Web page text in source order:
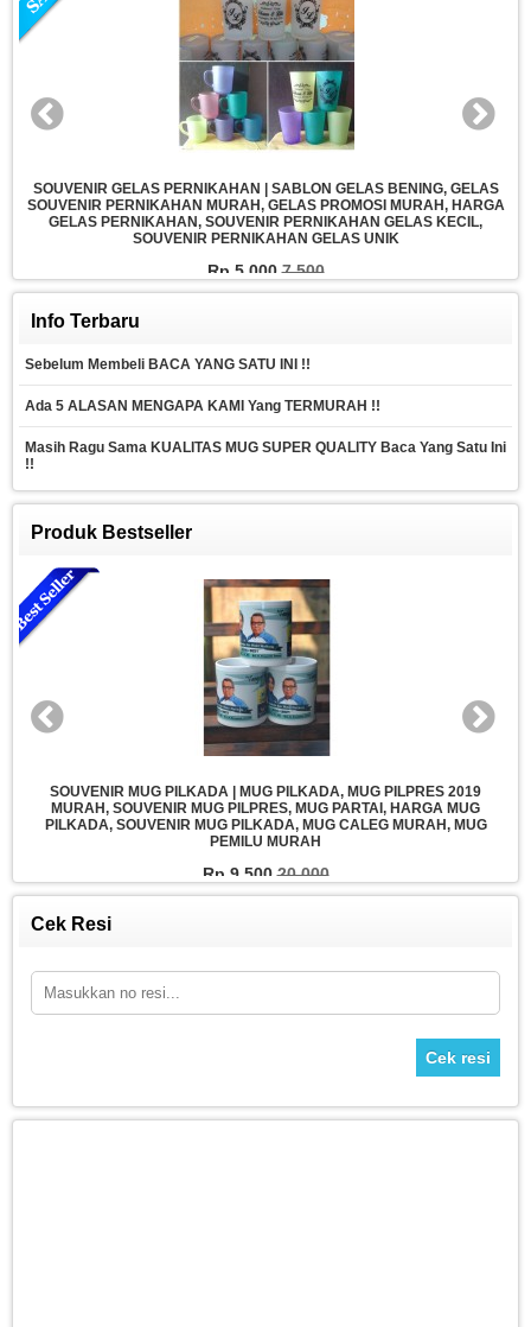
Bahan Baku Mug Murah Coating Impor SNI Merk SQ One MERCY
DELAPAN HATI TAMANI | MUG MURAH, BAHAN BAKU MUG MURAH,
GELAS MURAH, MUG COATING MURAH, PABRIK MUG MURAH
Info Terbaru
Sebelum Membeli BACA YANG SATU INI !!
Ada 5 ALASAN MENGAPA KAMI Yang TERMURAH !!
Masih Ragu Sama KUALITAS MUG SUPER QUALITY Baca Yang Satu Ini
!!
Produk Bestseller
MUG COATING MURAH | MUG MURAH JAKARTA, MUG MURAH
SURABAYA, PABRIK MUG MURAH, JUAL MUG POLOS SURABAYA,
MUG COATING WARNA DALAM, MUG COATING IMPORT MURAH,
BAHAN BAKU MUG COATING MURAH, MUG IMPORT CHINA MURAH
Rp 9.50010.000
Cek Resi
Cek resi